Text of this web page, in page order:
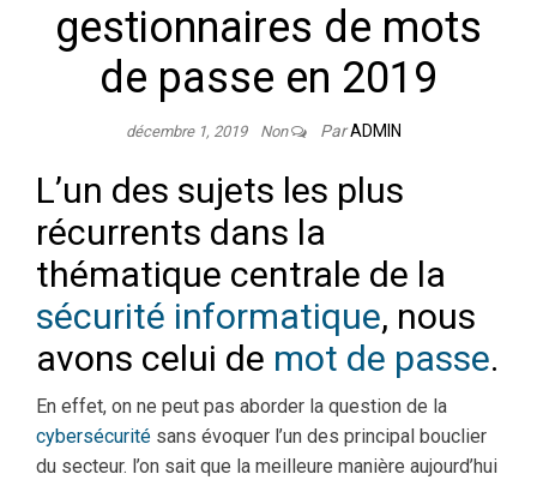
gestionnaires de mots
de passe en 2019
décembre 1, 2019 Non ParADMIN
L’un des sujets les plus
récurrents dans la
thématique centrale de la
sécurité informatique, nous
avons celui de mot de passe.
En effet, on ne peut pas aborder la question de la
cybersécurité sans évoquer l’un des principal bouclier
du secteur. l’on sait que la meilleure manière aujourd’hui